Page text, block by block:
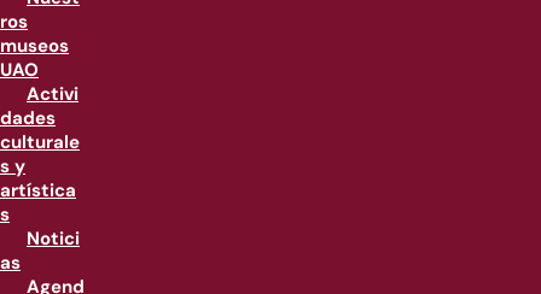
ros
museos
UAO
Activi
dades
culturale
s y
artística
s
Notici
as
Agend